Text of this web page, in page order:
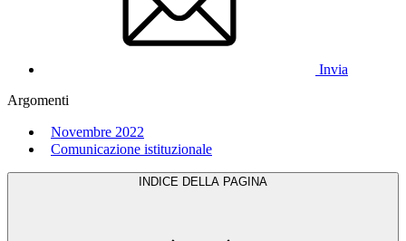
Invia
Argomenti
Novembre 2022
Comunicazione istituzionale
INDICE DELLA PAGINA